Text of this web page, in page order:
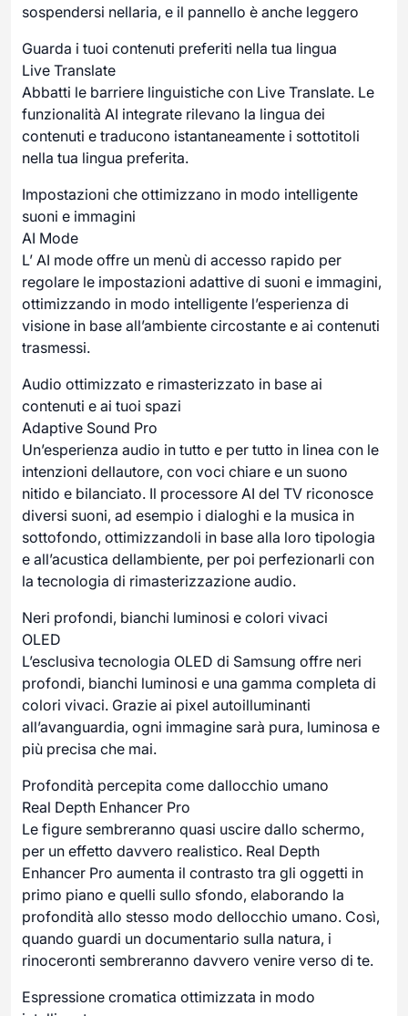
sospendersi nellaria, e il pannello è anche leggero
Guarda i tuoi contenuti preferiti nella tua lingua
Live Translate
Abbatti le barriere linguistiche con Live Translate. Le
funzionalità AI integrate rilevano la lingua dei
contenuti e traducono istantaneamente i sottotitoli
nella tua lingua preferita.
Impostazioni che ottimizzano in modo intelligente
suoni e immagini
AI Mode
L’ AI mode offre un menù di accesso rapido per
regolare le impostazioni adattive di suoni e immagini,
ottimizzando in modo intelligente l’esperienza di
visione in base all’ambiente circostante e ai contenuti
trasmessi.
Audio ottimizzato e rimasterizzato in base ai
contenuti e ai tuoi spazi
Adaptive Sound Pro
Un’esperienza audio in tutto e per tutto in linea con le
intenzioni dellautore, con voci chiare e un suono
nitido e bilanciato. Il processore AI del TV riconosce
diversi suoni, ad esempio i dialoghi e la musica in
sottofondo, ottimizzandoli in base alla loro tipologia
e all’acustica dellambiente, per poi perfezionarli con
la tecnologia di rimasterizzazione audio.
Neri profondi, bianchi luminosi e colori vivaci
OLED
L’esclusiva tecnologia OLED di Samsung offre neri
profondi, bianchi luminosi e una gamma completa di
colori vivaci. Grazie ai pixel autoilluminanti
all’avanguardia, ogni immagine sarà pura, luminosa e
più precisa che mai.
Profondità percepita come dallocchio umano
Real Depth Enhancer Pro
Le figure sembreranno quasi uscire dallo schermo,
per un effetto davvero realistico. Real Depth
Enhancer Pro aumenta il contrasto tra gli oggetti in
primo piano e quelli sullo sfondo, elaborando la
profondità allo stesso modo dellocchio umano. Così,
quando guardi un documentario sulla natura, i
rinoceronti sembreranno davvero venire verso di te.
Espressione cromatica ottimizzata in modo